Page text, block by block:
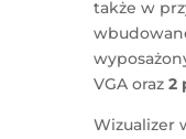
także w
VGA oraz2
Wizualizer